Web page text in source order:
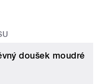
doušek moudré